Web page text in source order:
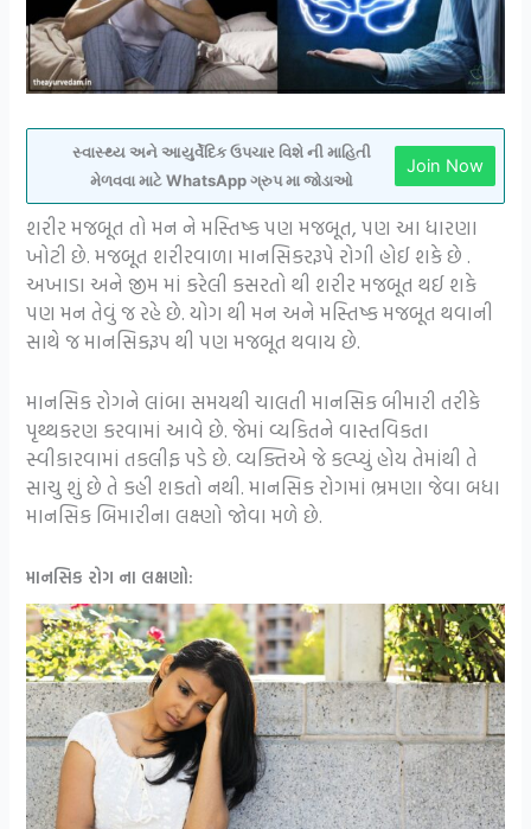
સ્વાસ્થ્ય અને આયુર્વેદિક ઉપચાર વિશે ની માહિતી
મેળવવા માટે WhatsApp ગ્રુપ મા જોડાઓ
Join Now
શરીર મજબૂત તો મન ને મસ્તિષ્ક પણ મજબૂત, પણ આ ધારણા
ખોટી છે. મજબૂત શરીરવાળા માનસિકરરૂપે રોગી હોઈ શકે છે .
અખાડા અને જીમ માં કરેલી કસરતો થી શરીર મજબૂત થઈ શકે
પણ મન તેવું જ રહે છે. યોગ થી મન અને મસ્તિષ્ક મજબૂત થવાની
સાથે જ માનસિકરૂપ થી પણ મજબૂત થવાય છે.
માનસિક રોગને લાંબા સમયથી ચાલતી માનસિક બીમારી તરીકે
પૃથ્થકરણ કરવામાં આવે છે. જેમાં વ્યકિતને વાસ્તવિકતા
સ્વીકારવામાં તકલીફ પડે છે. વ્યક્તિએ જે કલ્પ્યું હોય તેમાંથી તે
સાચુ શું છે તે કહી શકતો નથી. માનસિક રોગમાં ભ્રમણા જેવા બધા
માનસિક બિમારીના લક્ષ્ણો જોવા મળે છે.
માનસિક રોગ ના લક્ષણો: